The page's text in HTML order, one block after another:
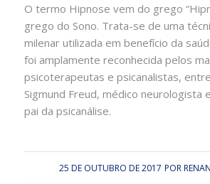
O termo Hipnose vem do grego
grego do Sono. Trata-se de uma
milenar utilizada em benefício da
foi amplamente reconhecida pelos
psicoterapeutas e psicanalistas,
Sigmund Freud, médico neurologista
pai da psicanálise.
25 DE OUTUBRO DE 2017 POR